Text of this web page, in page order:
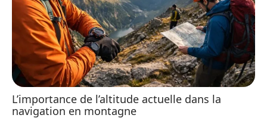
L’importance de l’altitude actuelle dans la
navigation en montagne